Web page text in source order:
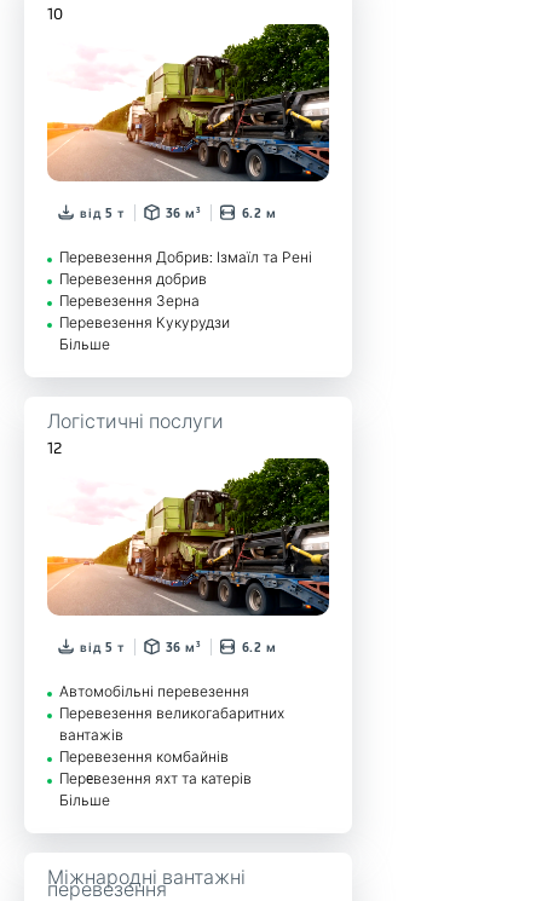
10
від 5 т 36 м³ 6.2 м
Перевезення Добрив: Ізмаїл та Рені
Перевезення добрив
Перевезення Зерна
Перевезення Кукурудзи
Більше
Логістичні послуги
12
від 5 т 36 м³ 6.2 м
Автомобільні перевезення
Перевезення великогабаритних
вантажів
Перевезення комбайнів
Перeвезення яхт та катерів
Більше
Міжнародні вантажні
перевезення